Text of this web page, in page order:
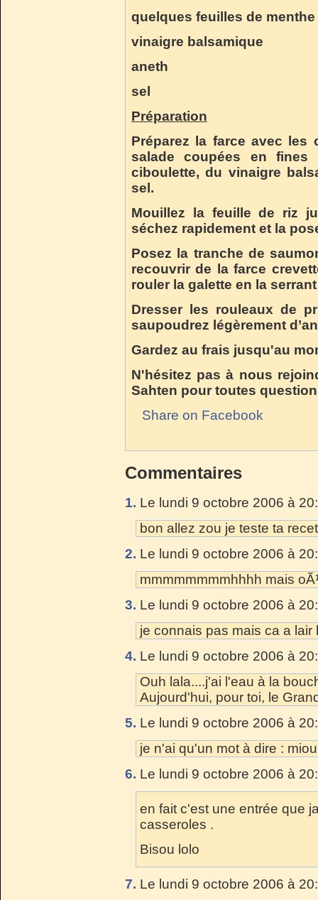
quelques feuilles de menthe
vinaigre balsamique
aneth
sel
Préparation
Préparez la farce avec les
salade coupées en
ciboulette, du vinaigre
sel.
Mouillez la feuille de riz
séchez rapidement et la
Posez la tranche de
recouvrir de la farce
rouler la galette en la
Dresser les rouleaux de
saupoudrez légèrement
Gardez au frais jusqu'au
N'hésitez pas à nous
Sahten pour toutes
Share on Facebook
Commentaires
1. Le lundi 9 octobre 2006 à
bon allez zou je teste ta
2. Le lundi 9 octobre 2006 à
mmmmmmmmhhhh mais
3. Le lundi 9 octobre 2006 à
je connais pas mais ca a lair
4. Le lundi 9 octobre 2006 à
Ouh lala....j'ai l'eau à la
Aujourd'hui, pour toi, le
5. Le lundi 9 octobre 2006 à
je n'ai qu'un mot à dire :
6. Le lundi 9 octobre 2006 à
en fait c'est une entrée que
casseroles .
Bisou lolo
7. Le lundi 9 octobre 2006 à